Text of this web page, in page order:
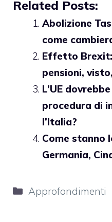
Related Posts:
Abolizione
come
Effetto Brexit:
pensioni,
L’UE
procedura di
l’Italia?
Come stanno
Germania,
Categorie
Approfondimenti